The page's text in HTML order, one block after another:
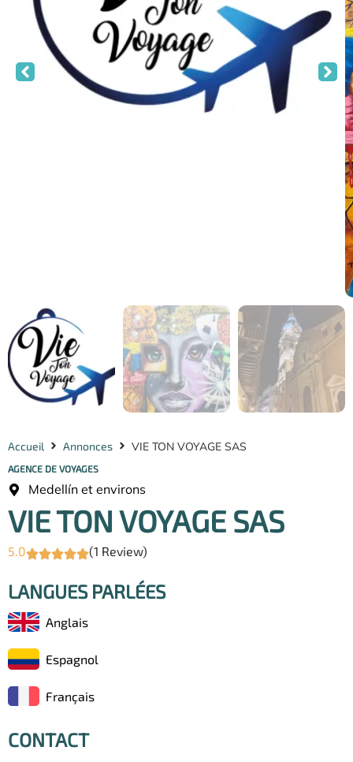
Accueil Annonces VIE TON VOYAGE SAS
AGENCE DE VOYAGES
Medellín et environs
VIE TON VOYAGE SAS
5.0 (1 Review)
LANGUES PARLÉES
Anglais
Espagnol
Français
CONTACT